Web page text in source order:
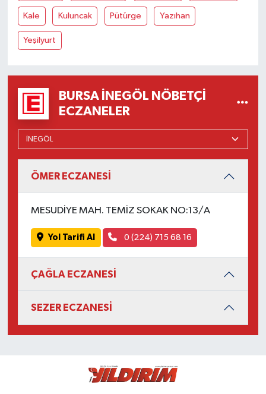
Kale Kuluncak Pütürge Yazıhan
Yeşilyurt
BURSA İNEGÖL NÖBETÇI
ECZANELER
ÖMER ECZANESİ
MESUDİYE MAH. TEMİZ SOKAK NO:13/A
Yol Tarifi Al 0 (224) 715 68 16
ÇAĞLA ECZANESİ
SEZER ECZANESİ